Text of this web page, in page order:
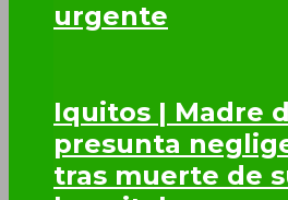
urgente
Iquitos | Madre
presunta
tras muerte de